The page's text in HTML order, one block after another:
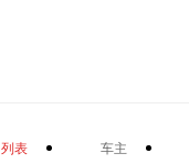
列表 车主